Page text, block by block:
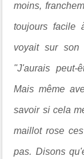
moins,
toujours facile
voyait sur son
"J'aurais peut-
Mais même
savoir si cela
maillot rose
pas. Disons